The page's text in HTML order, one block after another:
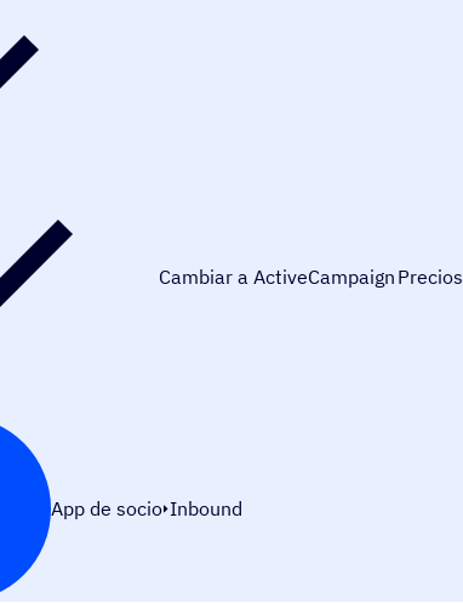
Cambiar a ActiveCampaign Precios
App de socio Inbound